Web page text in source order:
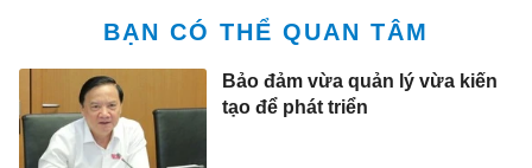
BẠN CÓ THỂ QUAN TÂM
Bảo đảm vừa quản lý vừa kiến
tạo để phát triển